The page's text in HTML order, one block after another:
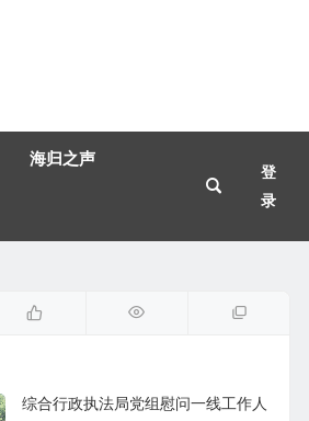
海归之声
登
录
综合行政执法局党组慰问一线工作人